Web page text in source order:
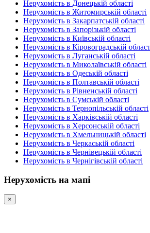
Нерухомість в Донецькій області
Нерухомість в Житомирській області
Нерухомість в Закарпатській області
Нерухомість в Запорізькій області
Нерухомість в Київській області
Нерухомість в Кіровоградській
Нерухомість в Луганській області
Нерухомість в Миколаївській області
Нерухомість в Одеській області
Нерухомість в Полтавській області
Нерухомість в Рівненській області
Нерухомість в Сумській області
Нерухомість в Тернопільській області
Нерухомість в Харківській області
Нерухомість в Херсонській області
Нерухомість в Хмельницькій області
Нерухомість в Черкаській області
Нерухомість в Чернівецькій області
Нерухомість в Чернігівській області
Нерухомість на мапі
×